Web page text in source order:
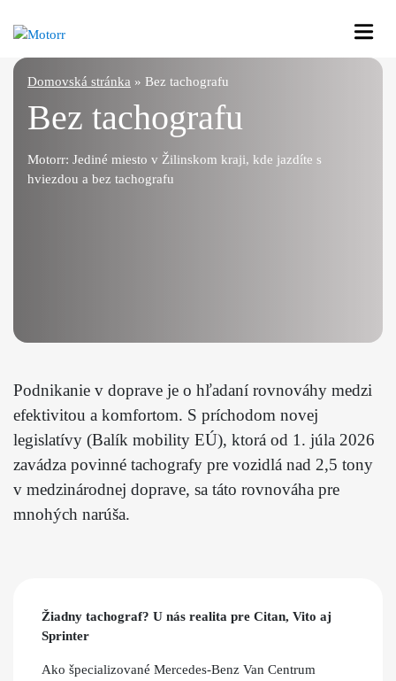
Mercedes
KIA
Domovská stránka » Bez tachografu
Bez tachografu
Motorr: Jediné miesto v Žilinskom kraji, kde jazdíte s
hviezdou a bez tachografu
Podnikanie v doprave je o hľadaní rovnováhy medzi
efektivitou a komfortom. S príchodom novej
legislatívy (Balík mobility EÚ), ktorá od 1. júla 2026
zavádza povinné tachografy pre vozidlá nad 2,5 tony
v medzinárodnej doprave, sa táto rovnováha pre
mnohých narúša.
Žiadny tachograf? U nás realita pre Citan, Vito aj
Sprinter
Ako špecializované Mercedes-Benz Van Centrum